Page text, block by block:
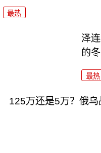
最热
泽
的
最热
125万还是5万？俄